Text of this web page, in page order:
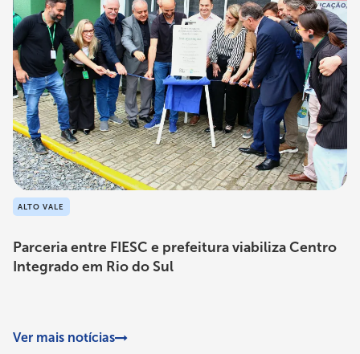
ALTO VALE
Parceria entre FIESC e prefeitura viabiliza Centro
Integrado em Rio do Sul
Ver mais notícias